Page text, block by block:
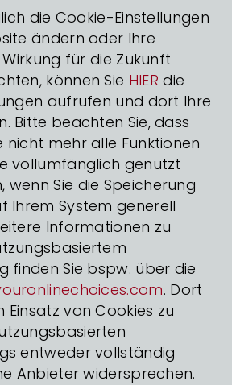
die Cookie-Einstellungen
ändern oder Ihre
für die Zukunft
können Sie HIER die
aufrufen und dort Ihre
Bitte beachten Sie, dass
nicht mehr alle Funktionen
vollumfänglich genutzt
wenn Sie die Speicherung
Ihrem System generell
Informationen zu
finden Sie bspw. über die
. Dort
Einsatz von Cookies zu
entweder vollständig
Anbieter widersprechen.